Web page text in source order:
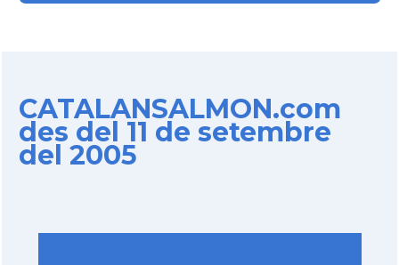
CATALANSALMON.com
des del 11 de setembre
del 2005